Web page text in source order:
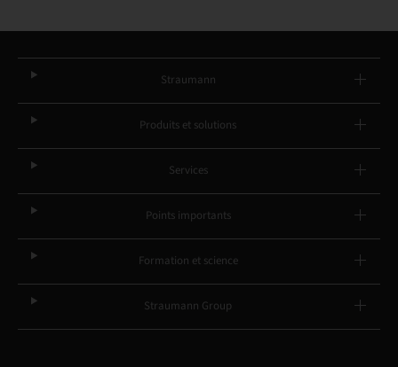
Straumann
Produits et solutions
Services
Points importants
Formation et science
Straumann Group